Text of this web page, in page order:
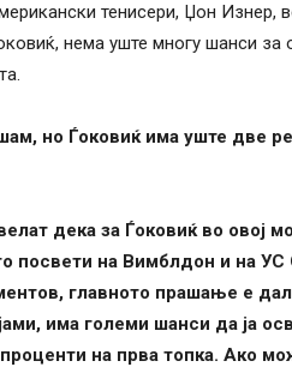
тенисери, Џон Изнер,
нема уште многу шанси за
но Ѓоковиќ има уште две
дека за Ѓоковиќ во овој
посвети на Вимблдон и на УС
главното прашање е
има големи шанси да ја
на прва топка. Ако